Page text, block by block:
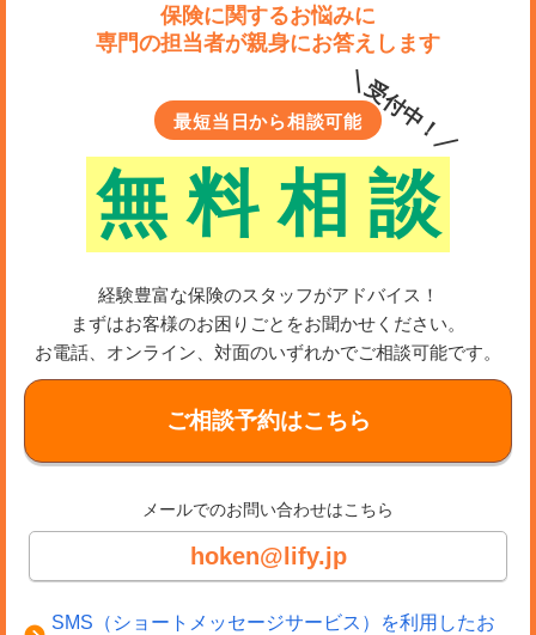
保険に関するお悩みに
専門の担当者が親身にお答えします
最短当日から相談可能
無 料 相 談
＼受付中！／
経験豊富な保険のスタッフがアドバイス！
まずはお客様のお困りごとをお聞かせください。
お電話、オンライン、対面のいずれかでご相談可能です。
ご相談予約はこちら
メールでのお問い合わせはこちら
hoken@lify.jp
SMS（ショートメッセージサービス）を利用したお